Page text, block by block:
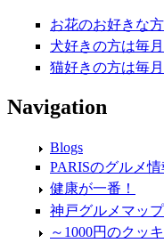
お花のお好きな方
犬好きの方は毎
猫好きの方は毎
Navigation
Blogs
PARISのグルメ情
健康が一番！
神戸グルメマップ
～1000円のクッ